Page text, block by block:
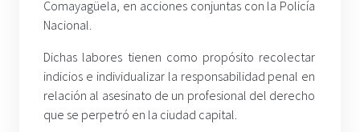
Comayagüela, en acciones conjuntas con la Policía
Nacional.
Dichas labores tienen como propósito recolectar
indicios e individualizar la responsabilidad penal en
relación al asesinato de un profesional del derecho
que se perpetró en la ciudad capital.